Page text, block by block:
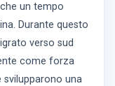
un tempo
Durante questo
verso sud
come forza
svilupparono una